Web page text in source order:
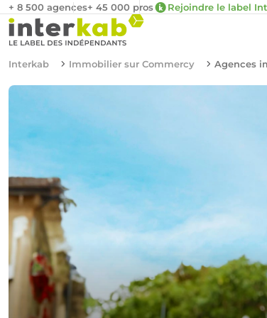
+ 8 500 agences+ 45 000 pros Rejoindre le label
Interkab Immobilier sur Commercy Agences